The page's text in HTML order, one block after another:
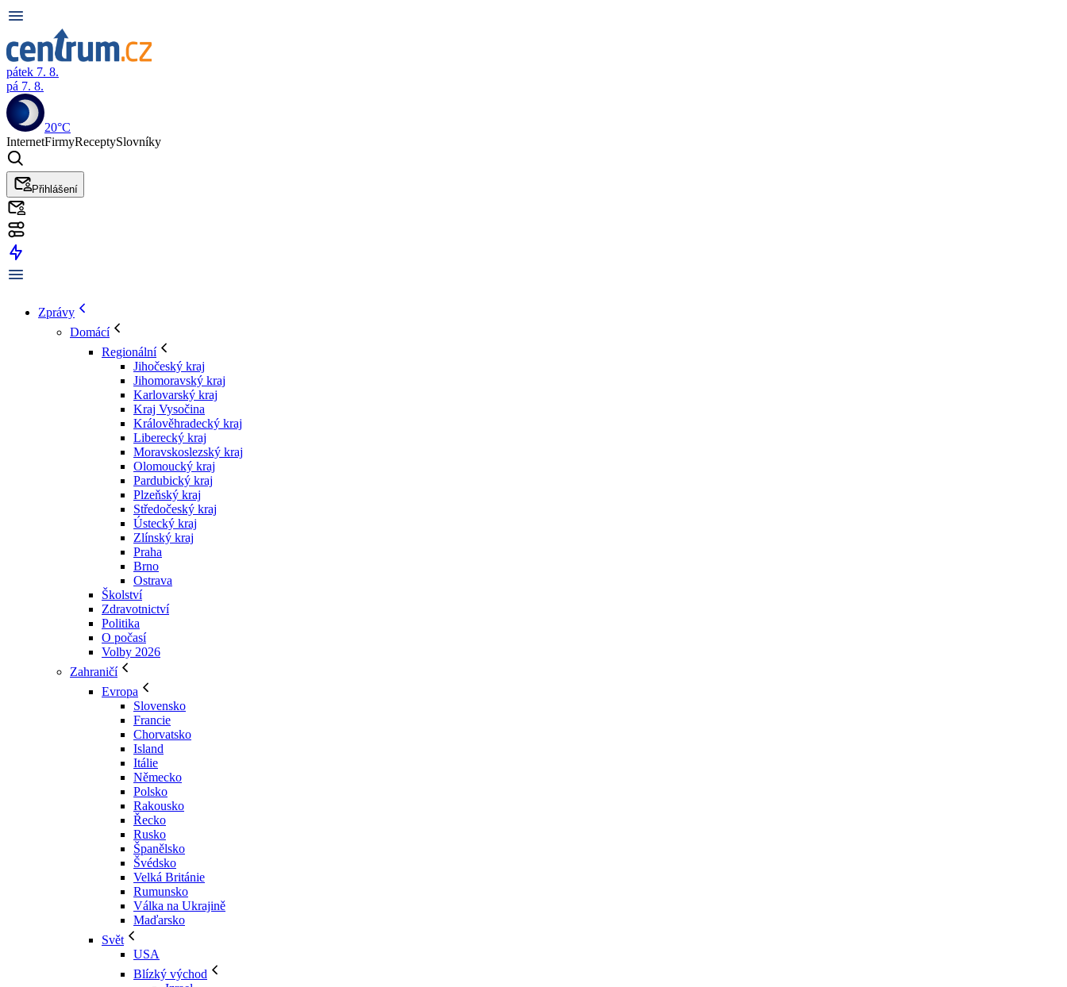
pátek 7. 8.
pá 7. 8.
20°C
InternetFirmyReceptySlovníky
Přihlášení
Zprávy
Domácí
Regionální
Jihočeský kraj
Jihomoravský kraj
Karlovarský kraj
Kraj Vysočina
Králověhradecký kraj
Liberecký kraj
Moravskoslezský kraj
Olomoucký kraj
Pardubický kraj
Plzeňský kraj
Středočeský kraj
Ústecký kraj
Zlínský kraj
Praha
Brno
Ostrava
Školství
Zdravotnictví
Politika
O počasí
Volby 2026
Zahraničí
Evropa
Slovensko
Francie
Chorvatsko
Island
Itálie
Německo
Polsko
Rakousko
Řecko
Rusko
Španělsko
Švédsko
Velká Británie
Rumunsko
Válka na Ukrajině
Maďarsko
Svět
USA
Blízký východ